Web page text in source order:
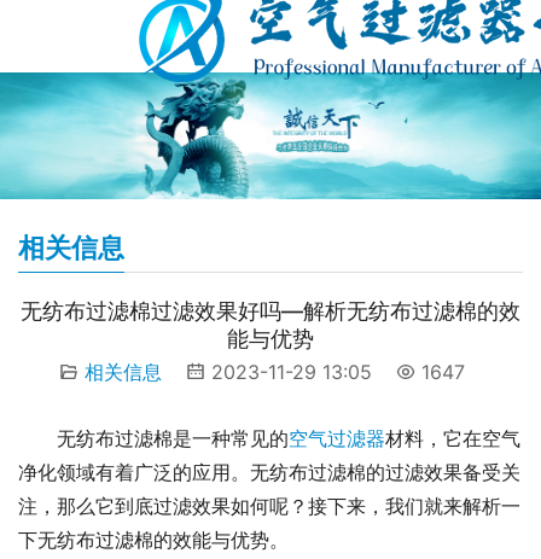
相关信息
无纺布过滤棉过滤效果好吗—解析无纺布过滤棉的效
能与优势
相关信息 2023-11-29 13:05 1647
无纺布过滤棉是一种常见的空气过滤器材料，它在空气
净化领域有着广泛的应用。无纺布过滤棉的过滤效果备受关
注，那么它到底过滤效果如何呢？接下来，我们就来解析一
下无纺布过滤棉的效能与优势。